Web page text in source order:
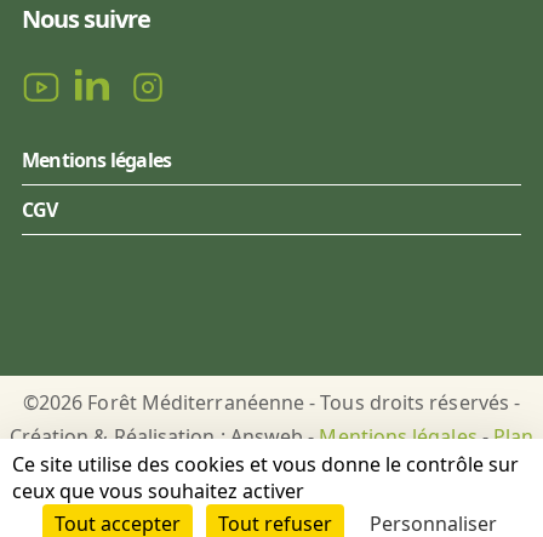
Nous suivre
Mentions légales
CGV
©2026 Forêt Méditerranéenne - Tous droits réservés -
Création & Réalisation : Answeb -Mentions légales-Plan
du site-Gestion des cookies
Ce site utilise des cookies et vous donne le contrôle sur
ceux que vous souhaitez activer
Tout accepter
Tout refuser Personnaliser